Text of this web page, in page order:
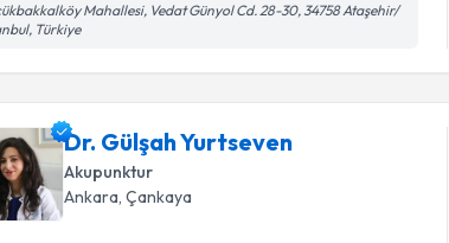
Mahallesi, Vedat Günyol Cd. 28-30, 34758 Ataşehir/
Türkiye
Dr. Gülşah Yurtseven
Akupunktur
Ankara, Çankaya